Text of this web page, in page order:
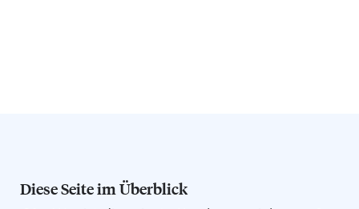
Diese Seite im Überblick